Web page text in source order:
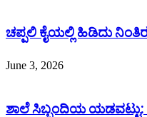
ಚಪ್ಪಲಿ ಕೈಯಲ್ಲಿ ಹಿಡಿದು
June 3, 2026
ಶಾಲೆ ಸಿಬ್ಬಂದಿಯ ಯಡವಟ್ಟು: